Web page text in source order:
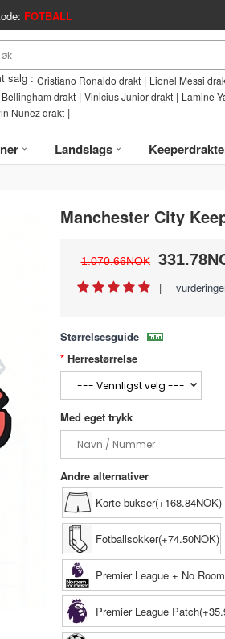
FOTBALL
salg : Cristiano Ronaldo drakt | Lionel Messi
drakt | Vinicius Junior drakt | Lamine
Nunez drakt |
Landslags
Manchester City
1.070.66NOK
|
Størrelsesguide
Herrestørrelse
Med eget trykk
Andre alternativer
Korte bukser(+168.84NOK)
Fotballsokker(+74.50NOK)
Premier League + No
Premier League